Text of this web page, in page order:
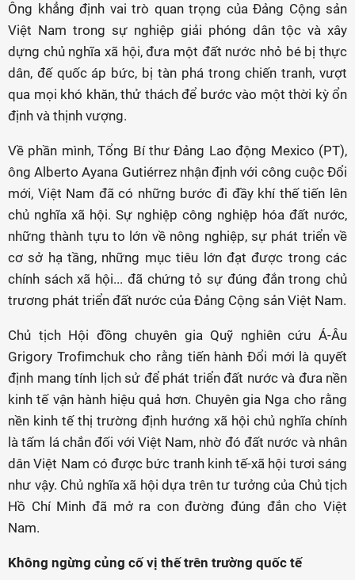
Ông khẳng định vai trò quan trọng của Đảng Cộng sản
Việt Nam trong sự nghiệp giải phóng dân tộc và xây
dựng chủ nghĩa xã hội, đưa một đất nước nhỏ bé bị thực
dân, đế quốc áp bức, bị tàn phá trong chiến tranh, vượt
qua mọi khó khăn, thử thách để bước vào một thời kỳ ổn
định và thịnh vượng.
Về phần mình, Tổng Bí thư Đảng Lao động Mexico (PT),
ông Alberto Ayana Gutiérrez nhận định với công cuộc Đổi
mới, Việt Nam đã có những bước đi đầy khí thế tiến lên
chủ nghĩa xã hội. Sự nghiệp công nghiệp hóa đất nước,
những thành tựu to lớn về nông nghiệp, sự phát triển về
cơ sở hạ tầng, những mục tiêu lớn đạt được trong các
chính sách xã hội... đã chứng tỏ sự đúng đắn trong chủ
trương phát triển đất nước của Đảng Cộng sản Việt Nam.
Chủ tịch Hội đồng chuyên gia Quỹ nghiên cứu Á-Âu
Grigory Trofimchuk cho rằng tiến hành Đổi mới là quyết
định mang tính lịch sử để phát triển đất nước và đưa nền
kinh tế vận hành hiệu quả hơn. Chuyên gia Nga cho rằng
nền kinh tế thị trường định hướng xã hội chủ nghĩa chính
là tấm lá chắn đối với Việt Nam, nhờ đó đất nước và nhân
dân Việt Nam có được bức tranh kinh tế-xã hội tươi sáng
như vậy. Chủ nghĩa xã hội dựa trên tư tưởng của Chủ tịch
Hồ Chí Minh đã mở ra con đường đúng đắn cho Việt
Nam.
Không ngừng củng cố vị thế trên trường quốc tế